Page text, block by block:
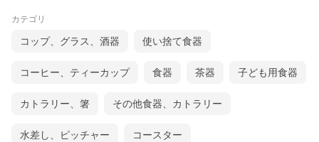
木材は一度伐採すると、その育成に数十年を要します。
伐採後も地下茎から次々と芽が出て成長するため、
またプラスチックとは違う自然の感触で、
カテゴリ
コップ、グラス、酒器 使い捨て食器
コーヒー、ティーカップ 食器 茶器 子ども用食器
カトラリー、箸 その他食器、カトラリー
水差し、ピッチャー コースター